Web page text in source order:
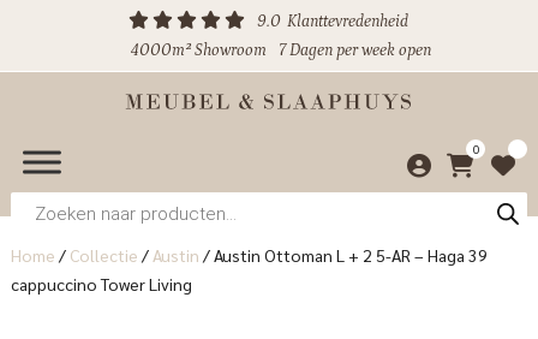
9.0 Klanttevredenheid
4000m² Showroom
7 Dagen per week open
0
Producten
zoeken
Home / Collectie / Austin /Austin Ottoman L + 2 5-AR – Haga 39
cappuccino Tower Living